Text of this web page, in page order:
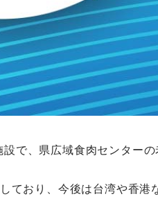
で、県広域食肉センター
ており、今後は台湾や香港